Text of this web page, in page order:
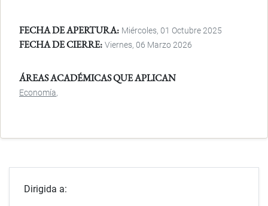
FECHA DE APERTURA Miércoles, 01 Octubre 2025
FECHA DE CIERRE Viernes, 06 Marzo 2026
ÁREAS ACADÉMICAS QUE APLICAN
Economía
Dirigida a: